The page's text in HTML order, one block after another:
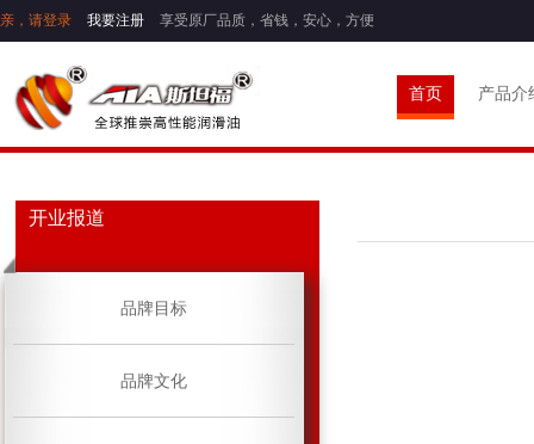
亲，请登录 我要注册 享受原厂品质，省钱，安心，方便
首页 产品介
开业报道
品牌目标
品牌文化